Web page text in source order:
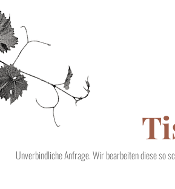
Unverbindliche Anfrage. Wir bearbeiten diese so